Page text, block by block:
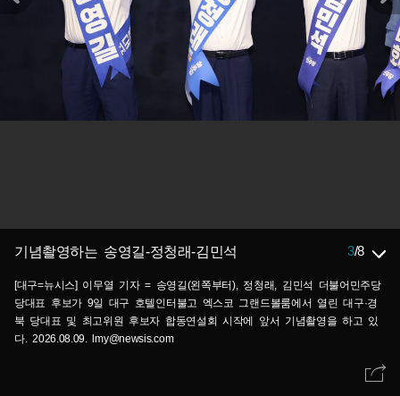
기념촬영하는 송영길-정청래-김민석 3/8
[대구=뉴시스] 이무열 기자 = 송영길(왼쪽부터), 정청래, 김민석 더불어민주당
당대표 후보가 9일 대구 호텔인터불고 엑스코 그랜드볼룸에서 열린 대구·경
북 당대표 및 최고위원 후보자 합동연설회 시작에 앞서 기념촬영을 하고 있
다. 2026.08.09. lmy@newsis.com